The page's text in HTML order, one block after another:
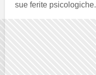
sue ferite psicologiche.